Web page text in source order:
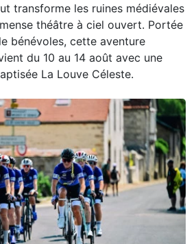
transforme les ruines médiévales
théâtre à ciel ouvert. Portée
bénévoles, cette aventure
du 10 au 14 août avec une
La Louve Céleste.